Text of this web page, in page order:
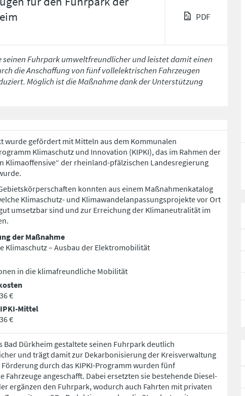
PDF
Fuhrpark umweltfreundlicher und leistet damit einen
die Anschaffung von fünf vollelektrischen Fahrzeugen
Möglich ist die Maßnahme dank der Unterstützung
wurde gefördert mit Mitteln aus dem Kommunalen
Klimaschutz und Innovation (KIPKI), das im Rahmen der
Klimaoffensive“ der rheinland-pfälzischen Landesregierung
konnten aus einem Maßnahmenkatalog
Klimaschutz- und Klimawandelanpassungsprojekte vor Ort
umsetzbar sind und zur Erreichung der Klimaneutralität im
der Maßnahme
Klimaschutz – Ausbau der Elektromobilität
in die klimafreundliche Mobilität
€
Mittel
€
Bad Dürkheim gestaltete seinen Fuhrpark deutlich
und trägt damit zur Dekarbonisierung der Kreisverwaltung
Förderung durch das KIPKI-Programm wurden fünf
Fahrzeuge angeschafft. Dabei ersetzten sie bestehende Diesel-
ergänzen den Fuhrpark, wodurch auch Fahrten mit privaten